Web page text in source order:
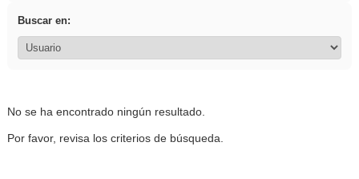
Buscar en:
No se ha encontrado ningún resultado.
Por favor, revisa los criterios de búsqueda.